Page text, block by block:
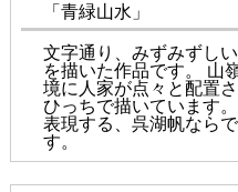
「青緑山水」
文字通り、みずみずし
を描いた作品です。 山
境に人家が点々と配置
ひっちで描いています
表現する、呉湖帆なら
す。